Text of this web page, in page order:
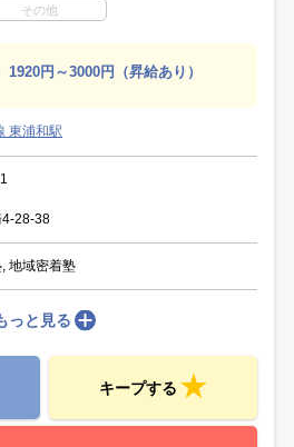
その他
1920円～3000円（昇給あり）
東浦和駅
4-28-38
地域密着塾
っと見る
キープする